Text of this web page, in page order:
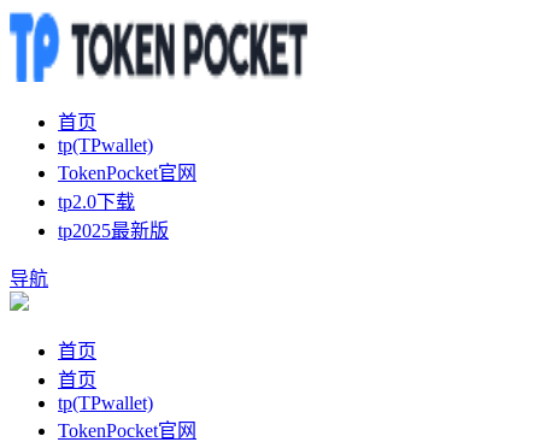
首页
tp(TPwallet)
TokenPocket官网
tp2.0下载
tp2025最新版
导航
首页
首页
tp(TPwallet)
TokenPocket官网